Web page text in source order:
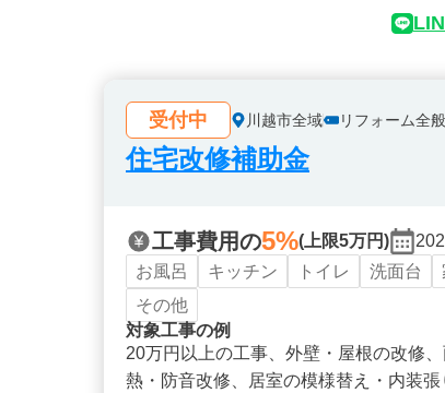
受付中 川越市全域 リフォーム全般
住宅改修補助金
工事費用の5%(上限5万円)
お風呂
キッチン トイレ 洗面台
その他
対象工事の例
20万円以上の工事、外壁・屋根の改修
熱・防音改修、居室の模様替え・内装